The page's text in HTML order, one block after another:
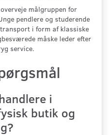
målgruppen for
pendlere og studerende
i form af klassiske
måske leder efter
service.
i
butik og